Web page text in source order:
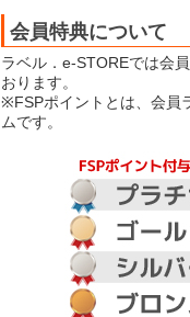
会員特典について
ラベル．e-STOREでは会
おります。
※FSPポイントとは、会員
ムです。